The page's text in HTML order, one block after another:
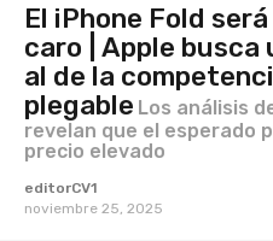
El iPhone Fold
caro | Apple
al de la
plegable Los análisis
revelan que el esperado
precio elevado
editorCV1
noviembre 25, 2025